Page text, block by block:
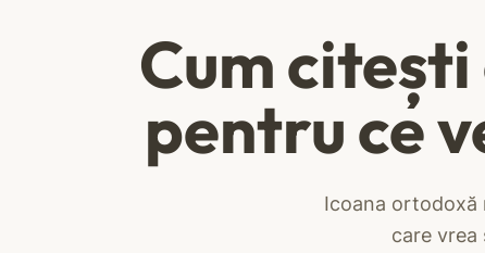
Cum
pentru ce
Icoana ortodoxă
care vrea